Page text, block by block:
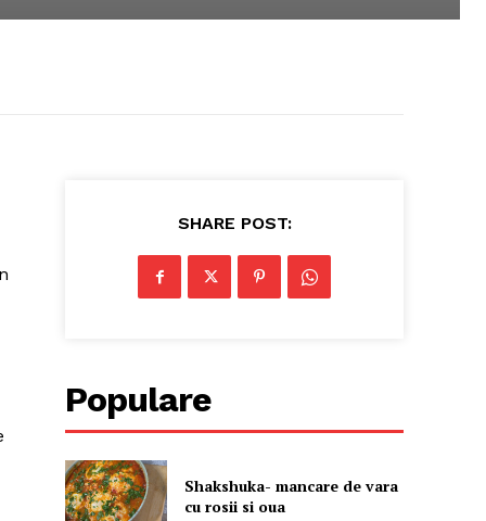
SHARE POST:
Populare
Shakshuka- mancare de vara
cu rosii si oua